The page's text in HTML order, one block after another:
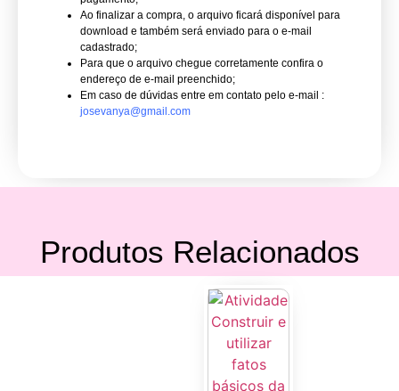
Ao finalizar a compra, o arquivo ficará disponível para
download e também será enviado para o e-mail
cadastrado;
Para que o arquivo chegue corretamente confira o
endereço de e-mail preenchido;
Em caso de dúvidas entre em contato pelo e-mail :
josevanya@gmail.com
Produtos Relacionados